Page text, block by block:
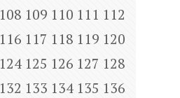
108 109 110 111 112
116 117 118 119 120
124 125 126 127 128
132 133 134 135 136